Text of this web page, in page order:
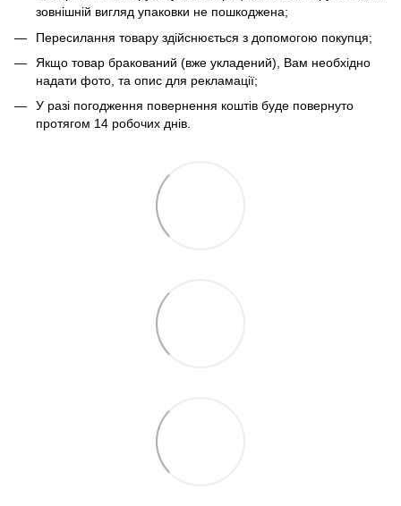
зовнішній вигляд упаковки не пошкоджена;
Пересилання товару здійснюється з допомогою покупця;
Якщо товар бракований (вже укладений), Вам необхідно
надати фото, та опис для рекламації;
У разі погодження повернення коштів буде повернуто
протягом 14 робочих днів.